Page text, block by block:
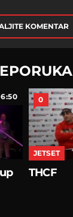
KOMENTAR
6:50 0
JETSET
THCF